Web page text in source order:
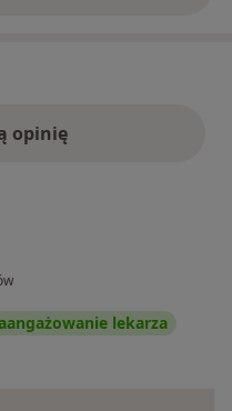
opinię
lekarza